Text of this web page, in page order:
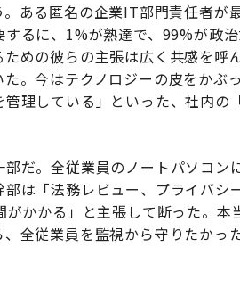
ある匿名の企業IT部門責任者が最
るに、1%が熟達で、99%が政
めの彼らの主張は広く共感を呼
。今はテクノロジーの皮をかぶ
理している」といった、社内の
だ。全従業員のノートパソコン
は「法務レビュー、プライバシ
かかる」と主張して断った。本
全従業員を監視から守りたかっ